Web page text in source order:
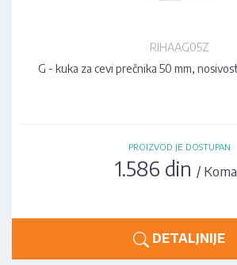
RIHAAG05Z
G - kuka za cevi prečnika 50 mm,
PROIZVOD JE DOSTUPAN
1.586 din /
DETALJNIJE